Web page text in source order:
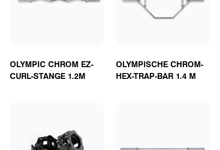
OLYMPIC CHROM EZ-
CURL-STANGE 1.2M
OLYMPISCHE CHROM-
HEX-TRAP-BAR 1.4 M